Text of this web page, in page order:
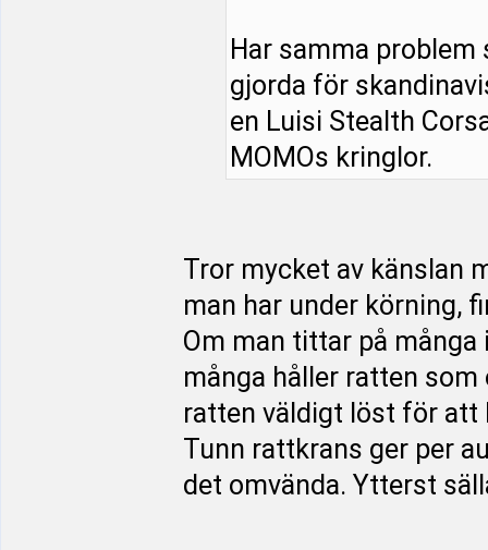
Har samma
gjorda för
en Luisi Stealth
MOMOs kringlor.
Tror mycket av känslan
man har under körning,
Om man tittar på
många håller ratten
ratten väldigt löst för att
Tunn rattkrans ger per
det omvända. Ytterst